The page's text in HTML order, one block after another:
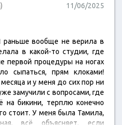
11/06/2025
вообще не верила в
в какой-то студии, где
первой процедуры на ногах
сыпаться, прям клоками!
и у меня до сих пор ни
замучили с вопросами, где
бикини, терплю конечно
стоит. У меня была Тамила,
всё объясняет, если